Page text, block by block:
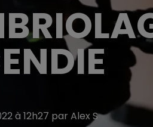
à 12h27 par Alex S